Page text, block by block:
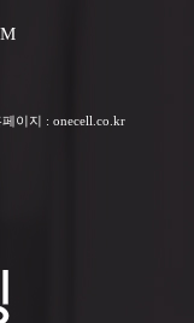
이지 : onecell.co.kr